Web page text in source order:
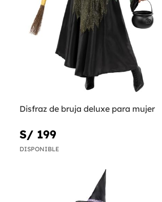
Disfraz de bruja deluxe para mujer
S/ 199
DISPONIBLE